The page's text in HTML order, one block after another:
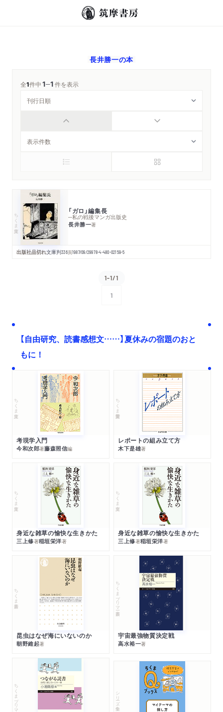
長井勝一の本
全1件中1─1件を表示
ちくま文庫 「ガロ」編集長
─私の戦後マンガ出版史
長井勝一著
出版社品切れ文庫判336頁1987/09/29978-4-480-02159-5
1-1/1
1
【自由研究、読書感想文……】夏休みの宿題のおと
もに！
ちくま文庫
考現学入門
今和次郎著藤森照信編
ちくま学芸文庫
レポートの組み立て方
木下是雄著
ちくま文庫
身近な雑草の愉快な生きかた
三上修著稲垣栄洋著
ちくま文庫
身近な雑草の愉快な生きかた
三上修著稲垣栄洋著
ちくま新書
昆虫はなぜ海にいないのか
朝野維起著
ちくまプリマー新書
宇宙最強物質決定戦
高水裕一著
ちくまプリマー新書 シリーズ・全集